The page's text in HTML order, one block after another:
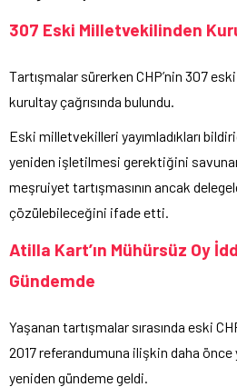
307 Eski Milletvekilinden
Tartışmalar sürerken CHP’nin 307
kurultay çağrısında bulundu.
Eski milletvekilleri yayımladıkları
yeniden işletilmesi gerektiğini
meşruiyet tartışmasının ancak
çözülebileceğini ifade etti.
Atilla Kart’ın Mühürsüz Oy
Gündemde
Yaşanan tartışmalar sırasında eski
2017 referandumuna ilişkin daha önce
yeniden gündeme geldi.